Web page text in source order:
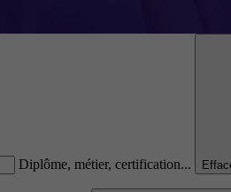
Diplôme, métier, certification...